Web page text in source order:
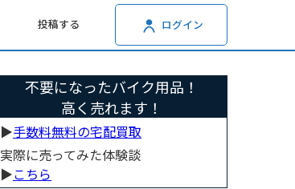
投稿する ログイン
不要になったバイク用品！
高く売れます！
▶︎手数料無料の宅配買取
実際に売ってみた体験談
▶︎こちら